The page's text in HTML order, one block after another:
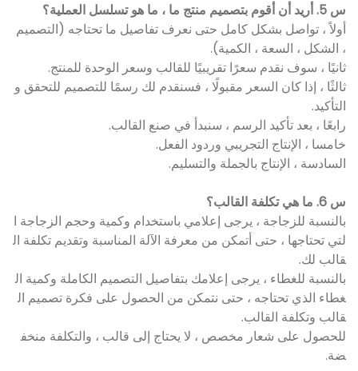
س 5. أريد أن أقوم بتصميم منتج ما ، ما هو تسلسل العملية؟
أولاً ، تواصل بشكل كامل حتى نعرف تفاصيل ما تحتاجه (التصميم
، الشكل ، السعة ، الكمية).
ثانيًا ، سوف نقدم سعرًا تقريبيًا للقالب وسعر الوحدة للمنتج.
ثالثًا ، إذا كان السعر مقبولًا ، فسنقدم لك رسمًا للتصميم للتحقق و
التأكيد.
رابعًا ، بعد تأكيد الرسم ، سنبدأ في صنع القالب.
خامسا ، الإنتاج التجريبي وردود الفعل.
السادسة ، الإنتاج بالجملة والتسليم.
س 6. ما هي تكلفة القالب؟
بالنسبة للزجاجة ، يرجى إعلامي باستخدام وكمية وحجم الزجاجة ا
لتي تحتاجها ، حتى أتمكن من معرفة الآلة المناسبة وتقديم تكلفة ال
قالب لك.
بالنسبة للغطاء ، يرجى إعلامك بتفاصيل التصميم الكاملة وكمية ال
غطاء الذي تحتاجه ، حتى نتمكن من الحصول على فكرة تصميم ال
قالب وتكلفة القالب.
للحصول على شعار مخصص ، لا يحتاج إلى قالب ، والتكلفة منخف
ضة.